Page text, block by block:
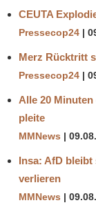
CEUTA
Pressecop24
Merz Rücktritt
Pressecop24
Alle 20
pleite
MMNews
Insa: AfD
verlieren
MMNews